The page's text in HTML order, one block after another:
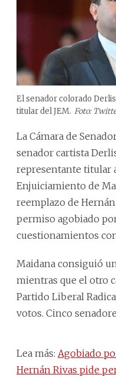
El senador colorado
titular del JEM. Foto:
La Cámara de
senador cartista
representante titular
Enjuiciamiento de
reemplazo de
permiso agobiado
cuestionamientos
Maidana consiguió
mientras que el otro
Partido Liberal
votos. Cinco
Lea más: Agobiado
Hernán Rivas pide